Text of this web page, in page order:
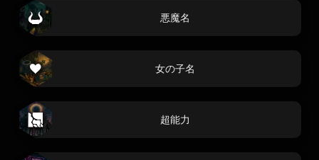
悪魔名
女の子名
超能力